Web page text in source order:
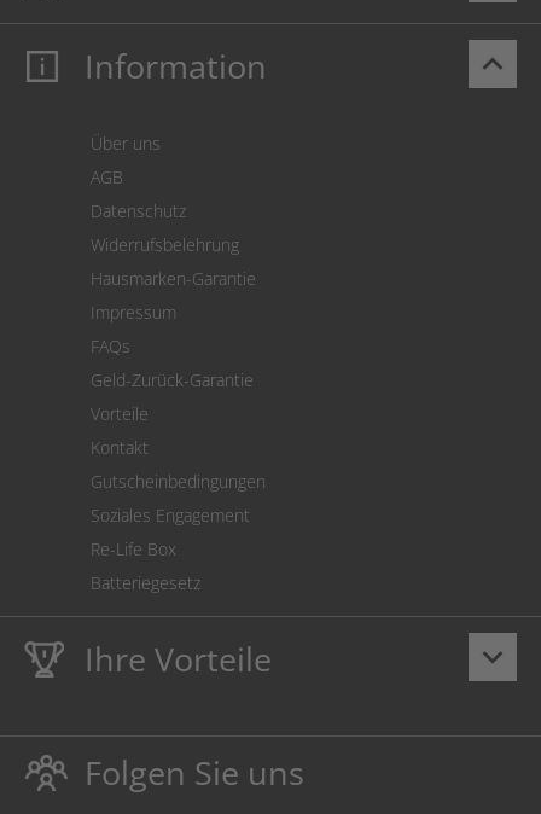
Mein Konto
Cookie Einstellungen
keyboard_arrow_up
Information
Über uns
AGB
Datenschutz
Widerrufsbelehrung
Hausmarken-Garantie
Impressum
FAQs
Geld-Zurück-Garantie
Vorteile
Kontakt
Gutscheinbedingungen
Soziales Engagement
Re-Life Box
Batteriegesetz
keyboard_arrow_down
Ihre Vorteile
LebenslangeHausmarke Garantieauf Toner und Tinte
schützt auch Ihren Drucker.
Umweltfreundlich dadurch Abfallvermeidung.
Folgen Sie uns